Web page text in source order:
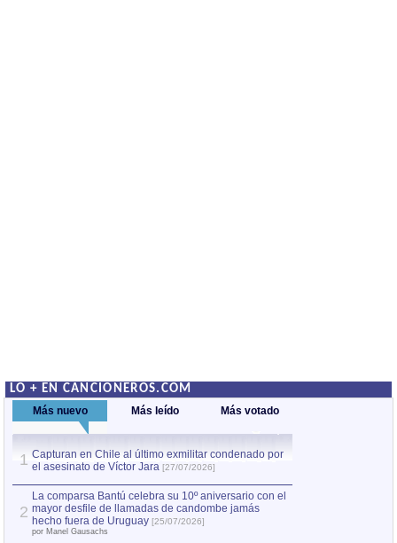
LO + EN CANCIONEROS.COM
Más nuevo Más leído Más votado
1 Capturan en Chile al último exmilitar condenado por
el asesinato de Víctor Jara [27/07/2026]
2
La comparsa Bantú celebra su 10º aniversario con el
mayor desfile de llamadas de candombe jamás
hecho fuera de Uruguay [25/07/2026]
por Manel Gausachs